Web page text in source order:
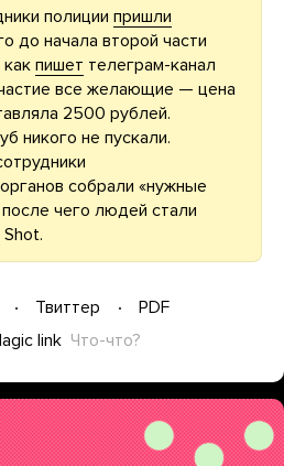
полиции пришли
до начала второй части
пишет телеграм-канал
все желающие — цена
2500 рублей.
никого не пускали.
собрали «нужные
чего людей стали
Shot.
Твиттер
PDF
link Что-что?